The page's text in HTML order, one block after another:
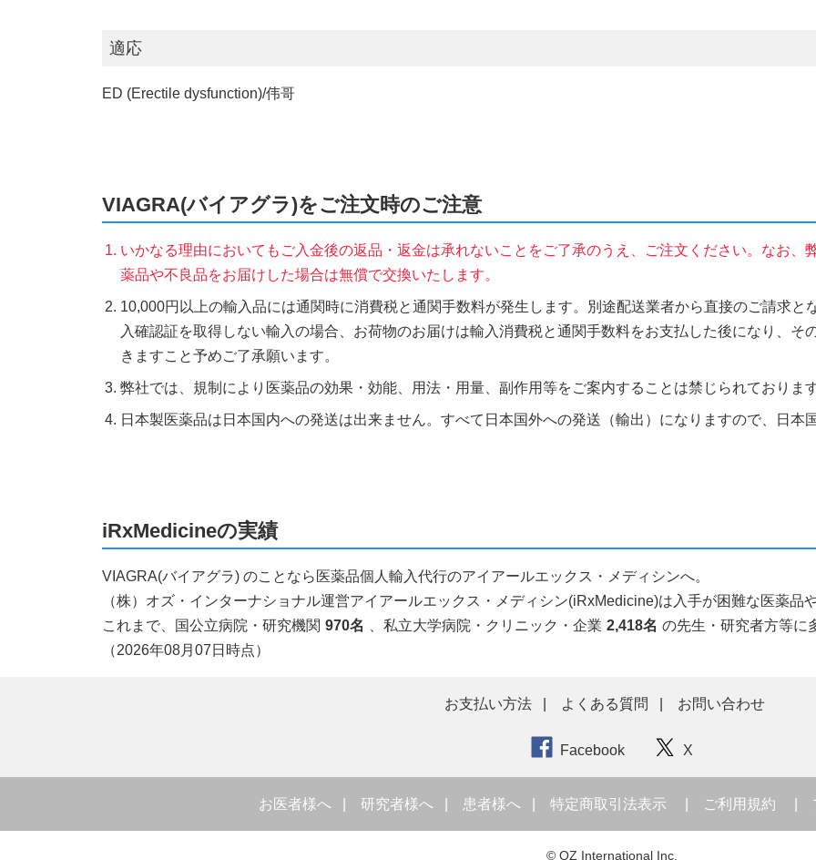
適応
ED (Erectile dysfunction)/伟哥
VIAGRA(バイアグラ)をご注文時のご注意
いかなる理由においてもご入金後の返品・返金は承れないことをご了承のうえ、ご注文ください。なお、
薬品や不良品をお届けした場合は無償で交換いたします。
10,000円以上の輸入品には通関時に消費税と通関手数料が発生します。別途配送業者から直接のご請求
入確認証を取得しない輸入の場合、お荷物のお届けは輸入消費税と通関手数料をお支払した後になり、そ
きますこと予めご了承願います。
弊社では、規制により医薬品の効果・効能、用法・用量、副作用等をご案内することは禁じられております
日本製医薬品は日本国内への発送は出来ません。すべて日本国外への発送（輸出）になりますので、日本
iRxMedicineの実績
VIAGRA(バイアグラ) のことなら医薬品個人輸入代行のアイアールエックス・メディシンへ。
（株）オズ・インターナショナル運営アイアールエックス・メディシン(iRxMedicine)は入手が困難な医薬品
これまで、国公立病院・研究機関 970名 、私立大学病院・クリニック・企業 2,418名 の先生・研究者方等に
（2026年08月07日時点）
お支払い方法 よくある質問 お問い合わせ
Facebook X
お医者様へ 研究者様へ 患者様へ 特定商取引法表示 ご利用規約
© OZ International Inc.